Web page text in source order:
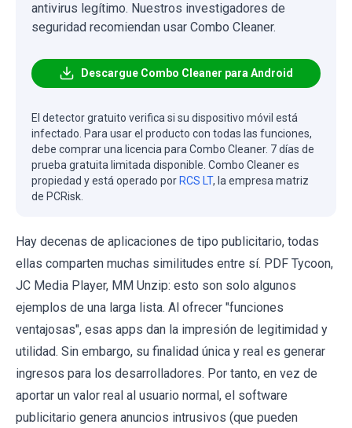
antivirus legítimo. Nuestros investigadores de
seguridad recomiendan usar Combo Cleaner.
Descargue Combo Cleaner para Android
El detector gratuito verifica si su dispositivo móvil está
infectado. Para usar el producto con todas las funciones,
debe comprar una licencia para Combo Cleaner. 7 días de
prueba gratuita limitada disponible. Combo Cleaner es
propiedad y está operado por RCS LT, la empresa matriz
de PCRisk.
Hay decenas de aplicaciones de tipo publicitario, todas
ellas comparten muchas similitudes entre sí. PDF Tycoon,
JC Media Player, MM Unzip: esto son solo algunos
ejemplos de una larga lista. Al ofrecer "funciones
ventajosas", esas apps dan la impresión de legitimidad y
utilidad. Sin embargo, su finalidad única y real es generar
ingresos para los desarrolladores. Por tanto, en vez de
aportar un valor real al usuario normal, el software
publicitario genera anuncios intrusivos (que pueden